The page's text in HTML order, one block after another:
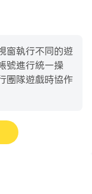
窗執行不同的遊
號進行統一操
團隊遊戲時協作